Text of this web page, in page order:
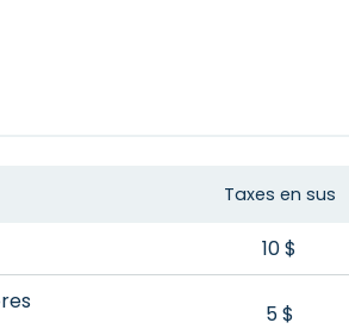
Taxes en sus
10 $
5 $